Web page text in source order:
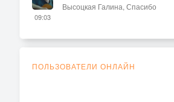
09:03
Высоцкая Галина, Спасибо
ПОЛЬЗОВАТЕЛИ ОНЛАЙН